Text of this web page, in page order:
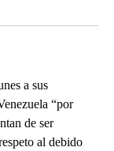
a sus
“por
de ser
al debido